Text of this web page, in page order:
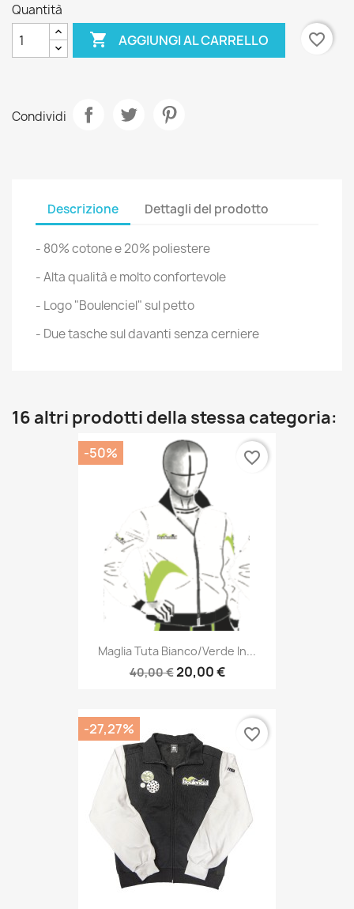
Quantità
 AGGIUNGI AL CARRELLO favorite_border
Condividi
Descrizione Dettagli del prodotto
- 80% cotone e 20% poliestere
- Alta qualità e molto confortevole
- Logo "Boulenciel" sul petto
- Due tasche sul davanti senza cerniere
16 altri prodotti della stessa categoria:
Maglia Tuta Bianco/verde In...
40,00 €20,00 €
-50% favorite_border
-27,27% favorite_border